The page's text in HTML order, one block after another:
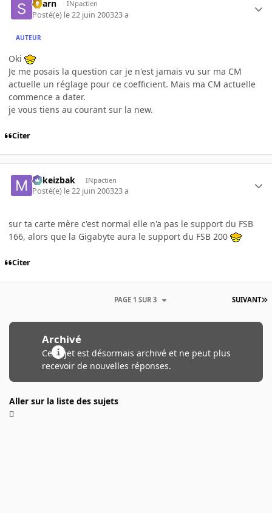
Skarn INpactien
Posté(e) le 22 juin 200323 a
AUTEUR
Oki
Je me posais la question car je n'est jamais vu sur ma CM
actuelle un réglage pour ce coefficient. Mais ma CM actuelle
commence a dater.
je vous tiens au courant sur la new.
Citer
Mikeizbak INpactien
Posté(e) le 22 juin 200323 a
sur ta carte mère c'est normal elle n'a pas le support du FSB
166, alors que la Gigabyte aura le support du FSB 200
Citer
SUIVANT
PAGE 1 SUR 3
Archivé
Ce sujet est désormais archivé et ne peut plus
recevoir de nouvelles réponses.
Aller sur la liste des sujets